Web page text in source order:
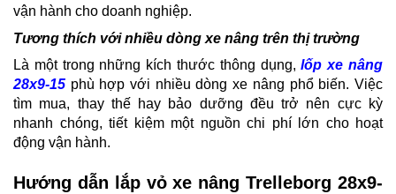
vận hành cho doanh nghiệp.
Tương thích với nhiều dòng xe nâng trên thị trường
Là một trong những kích thước thông dụng,lốp xe nâng
28x9-15 phù hợp với nhiều dòng xe nâng phổ biến. Việc
tìm mua, thay thế hay bảo dưỡng đều trở nên cực kỳ
nhanh chóng, tiết kiệm một nguồn chi phí lớn cho hoạt
động vận hành.
Hướng dẫn lắp vỏ xe nâng Trelleborg 28x9-